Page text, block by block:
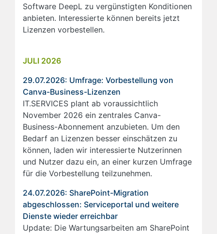
Software DeepL zu vergünstigten Konditionen
anbieten. Interessierte können bereits jetzt
Lizenzen vorbestellen.
JULI 2026
29.07.2026: Umfrage: Vorbestellung von
Canva-Business-Lizenzen
IT.SERVICES plant ab voraussichtlich
November 2026 ein zentrales Canva-
Business-Abonnement anzubieten. Um den
Bedarf an Lizenzen besser einschätzen zu
können, laden wir interessierte Nutzerinnen
und Nutzer dazu ein, an einer kurzen Umfrage
für die Vorbestellung teilzunehmen.
24.07.2026: SharePoint-Migration
abgeschlossen: Serviceportal und weitere
Dienste wieder erreichbar
Update: Die Wartungsarbeiten am SharePoint